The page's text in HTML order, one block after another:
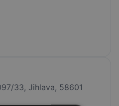
33, Jihlava, 58601